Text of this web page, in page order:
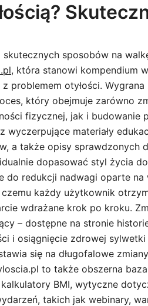
skutecznych sposobów na
, która stanowi kompendium
problemem otyłości.
który obejmuje zarówno
fizycznej, jak i budowanie
wyczerpujące materiały
a także opisy sprawdzonych
dopasować styl życia
do redukcji nadwagi oparte
każdy użytkownik
wdrażane krok po kroku.
– dostępne na stronie
i osiągnięcie zdrowej
się na długofalowe
to także obszerna
BMI, wytyczne
takich jak webinary,